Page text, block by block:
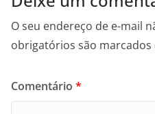
O seu endereço de e-mail
obrigatórios são marcados
Comentário *